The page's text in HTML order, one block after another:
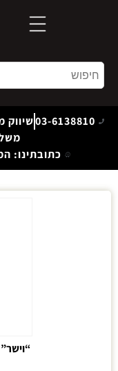
03-6138810שיווק
כתובתינו: המלאכה 63